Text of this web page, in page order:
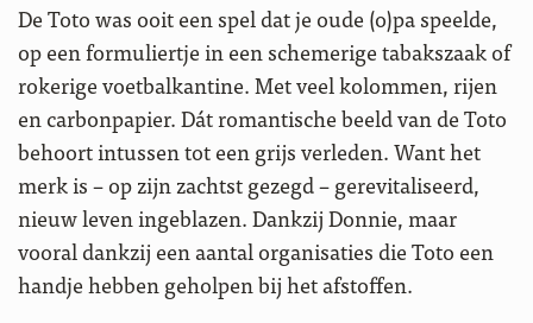
De Toto was ooit een spel dat je oude (o)pa speelde,
op een formuliertje in een schemerige tabakszaak of
rokerige voetbalkantine. Met veel kolommen, rijen
en carbonpapier. Dát romantische beeld van de Toto
behoort intussen tot een grijs verleden. Want het
merk is – op zijn zachtst gezegd – gerevitaliseerd,
nieuw leven ingeblazen. Dankzij Donnie, maar
vooral dankzij een aantal organisaties die Toto een
handje hebben geholpen bij het afstoffen.